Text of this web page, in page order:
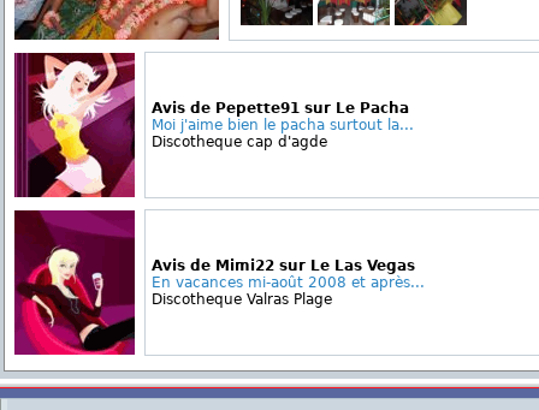
Avis de Pepette91 sur Le Pacha
Moi j'aime bien le pacha surtout la...
Discotheque cap d'agde
Avis de Mimi22 sur Le Las Vegas
En vacances mi-août 2008 et après...
Discotheque Valras Plage